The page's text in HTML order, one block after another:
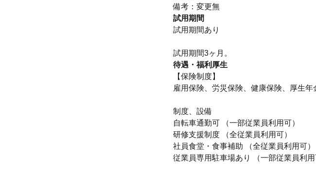
備考：変更無
試用期間
試用期間あり
試用期間3ヶ月。
待遇・福利厚生
【保険制度】
雇用保険、労災保険、健康保険、厚生年
制度、設備
自転車通勤可 （一部従業員利用可）
研修支援制度 （全従業員利用可）
社員食堂・食事補助 （全従業員利用可）
従業員専用駐車場あり （一部従業員利用